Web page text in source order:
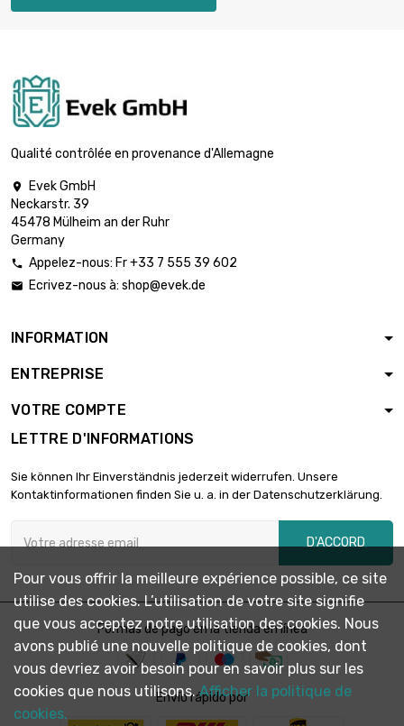
longueur : 1 Meter
diamètre : 0.12mm
longueur : 2 Meter
longueur : 5 Meter
diamètre : 0.12mm
5,95 €
longueur : 25 Meter

longueur : 50 Meter
diamètre : 0.12mm
6,18 € 
longueur : 100 Meter
12,11 €
Qualité contrôlée en provenance d'Allemagne

Evek GmbH
Neckarstr. 39
45478 Mülheim an der Ruhr
Germany
 Appelez-nous: Fr +33 7 555 39 602
 Ecrivez-nous à: shop@evek.de
INFORMATION
ENTREPRISE
VOTRE COMPTE
LETTRE D'INFORMATIONS
Sie können Ihr Einverständnis jederzeit widerrufen. Unsere
Kontaktinformationen finden Sie u. a. in der Datenschutzerklärung.
D'ACCORD
Formas de pago en la tienda en línea
Envío rápido por
Pour vous offrir la meilleure expérience possible, ce site
utilise des cookies. L’utilisation de votre site signifie
que vous acceptez notre utilisation des cookies. Nous
avons publié une nouvelle politique de cookies, dont
vous devriez avoir besoin pour en savoir plus sur les
cookies que nous utilisons.Afficher la politique de
cookies.